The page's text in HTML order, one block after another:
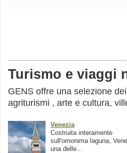
Turismo e viaggi
GENS offre una selezione
agriturismi , arte e cultura,
Venezia
Costruita interamente
sull'omonima laguna,
una delle...